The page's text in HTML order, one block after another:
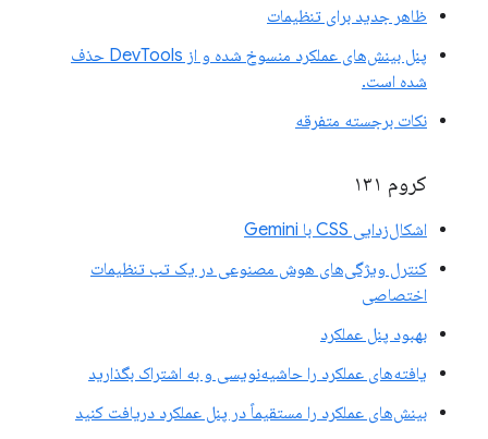
ظاهر جدید برای تنظیمات
پنل بینش‌های عملکرد منسوخ شده و از DevTools حذف
شده است.
نکات برجسته متفرقه
کروم ۱۳۱
اشکال‌زدایی CSS با Gemini
کنترل ویژگی‌های هوش مصنوعی در یک تب تنظیمات
اختصاصی
بهبود پنل عملکرد
یافته‌های عملکرد را حاشیه‌نویسی و به اشتراک بگذارید
بینش‌های عملکرد را مستقیماً در پنل عملکرد دریافت کنید